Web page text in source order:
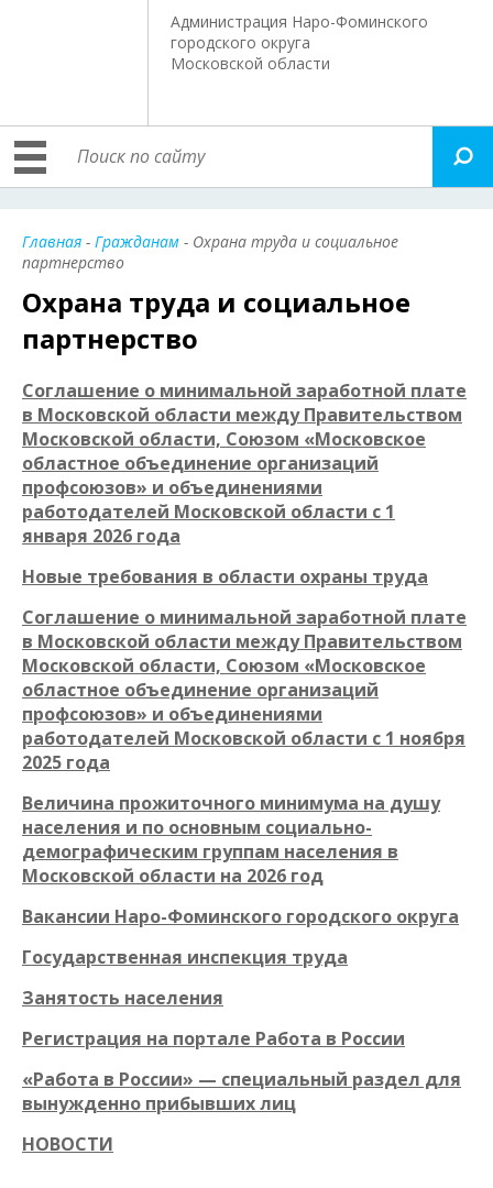
Администрация Наро-Фоминского
городского округа
Московской области
Главная - Гражданам - Охрана труда и социальное
партнерство
Охрана труда и социальное
партнерство
Соглашение о минимальной заработной плате
в Московской области между Правительством
Московской области, Союзом «Московское
областное объединение организаций
профсоюзов» и объединениями
работодателей Московской области с 1
января 2026 года
Новые требования в области охраны труда
Соглашение о минимальной заработной плате
в Московской области между Правительством
Московской области, Союзом «Московское
областное объединение организаций
профсоюзов» и объединениями
работодателей Московской области с 1 ноября
2025 года
Величина прожиточного минимума на душу
населения и по основным социально-
демографическим группам населения в
Московской области на 2026 год
Вакансии Наро-Фоминского городского округа
Государственная инспекция труда
Занятость населения
Регистрация на портале Работа в России
«Работа в России» — специальный раздел для
вынужденно прибывших лиц
НОВОСТИ